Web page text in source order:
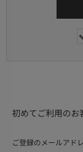
初めてご利用のお
ご登録のメールアド